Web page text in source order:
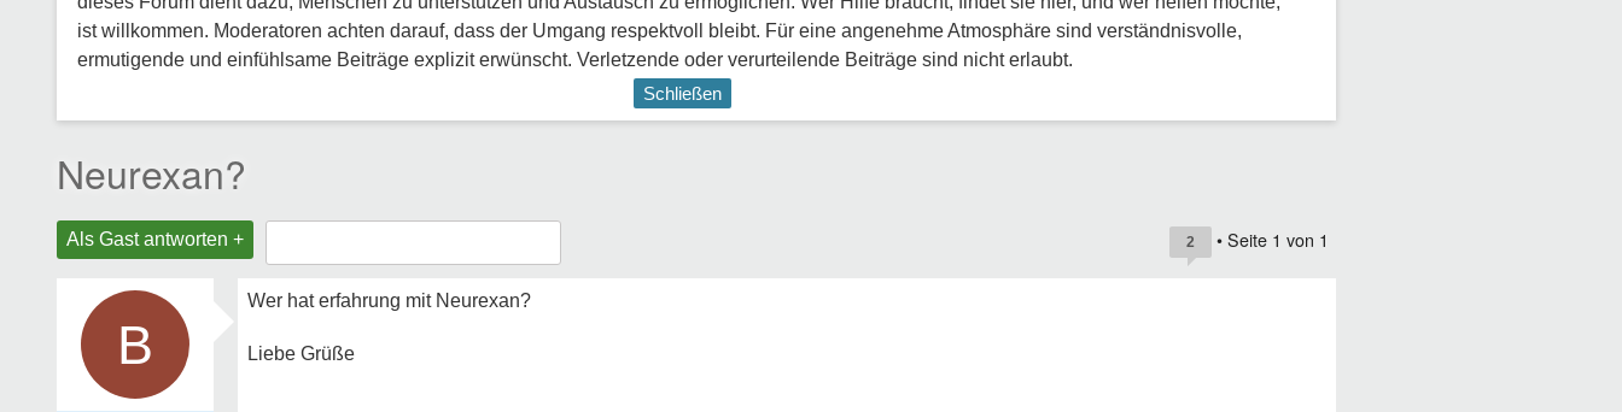
ist willkommen. Moderatoren achten darauf, dass der Umgang respektvoll bleibt. Für eine angenehme Atmosphäre sind verständnisvolle,
ermutigende und einfühlsame Beiträge explizit erwünscht. Verletzende oder verurteilende Beiträge sind nicht erlaubt.
Schließen
Neurexan?
Als Gast antworten + 2 • Seite 1 von 1
B
Wer hat erfahrung mit Neurexan?
Liebe Grüße